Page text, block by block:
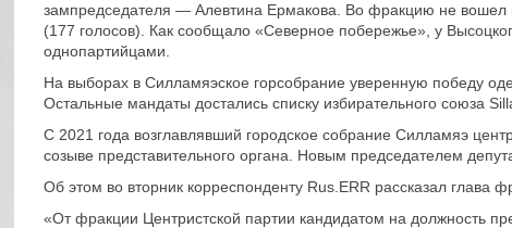
зампредседателя — Алевтина Ермакова. Во фракцию не вошел
(177 голосов). Как сообщало «Северное побережье», у
однопартийцами.
На выборах в Силламяэское горсобрание уверенную победу
Остальные мандаты достались списку избирательного союза
С 2021 года возглавлявший городское собрание Силламяэ
созыве представительного органа. Новым председателем
Об этом во вторник корреспонденту Rus.ERR рассказал глава
«От фракции Центристской партии кандидатом на должность